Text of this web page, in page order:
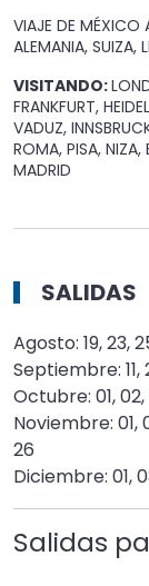
VIAJE DE MÉXICO
ALEMANIA, SUIZA,
VISITANDO:
FRANKFURT,
VADUZ,
ROMA, PISA,
MADRID
SALIDAS
Agosto: 19, 23,
Septiembre: 11,
Octubre: 01, 02,
Noviembre: 01,
26
Diciembre: 01,
Salidas